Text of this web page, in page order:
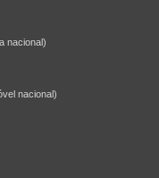
nacional)
nacional)